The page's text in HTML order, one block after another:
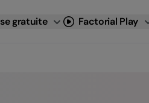
gratuite Factorial Play